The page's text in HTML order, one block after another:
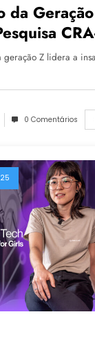
da
Motivos
geração Z lidera a
0 Comentários